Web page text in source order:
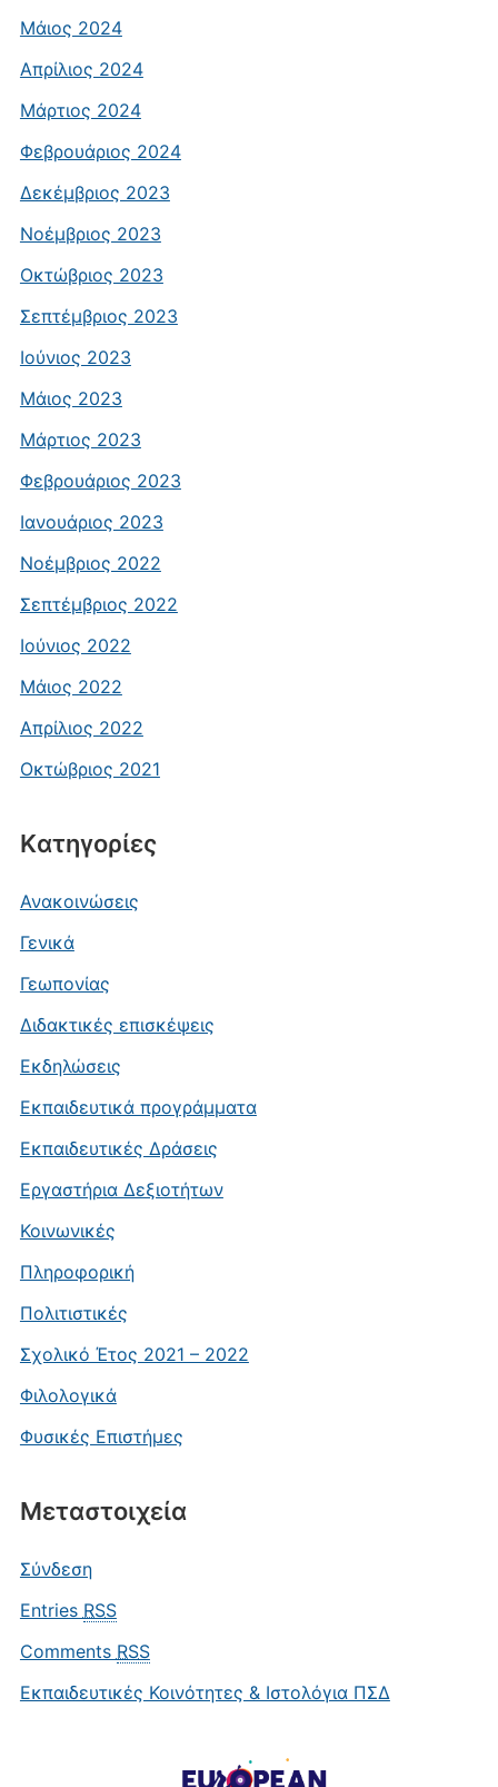
Μάιος 2024
Απρίλιος 2024
Μάρτιος 2024
Φεβρουάριος 2024
Δεκέμβριος 2023
Νοέμβριος 2023
Οκτώβριος 2023
Σεπτέμβριος 2023
Ιούνιος 2023
Μάιος 2023
Μάρτιος 2023
Φεβρουάριος 2023
Ιανουάριος 2023
Νοέμβριος 2022
Σεπτέμβριος 2022
Ιούνιος 2022
Μάιος 2022
Απρίλιος 2022
Οκτώβριος 2021
Kατηγορίες
Ανακοινώσεις
Γενικά
Γεωπονίας
Διδακτικές επισκέψεις
Εκδηλώσεις
Εκπαιδευτικά προγράμματα
Εκπαιδευτικές Δράσεις
Εργαστήρια Δεξιοτήτων
Κοινωνικές
Πληροφορική
Πολιτιστικές
Σχολικό Έτος 2021 – 2022
Φιλολογικά
Φυσικές Επιστήμες
Μεταστοιχεία
Σύνδεση
Entries RSS
Comments RSS
Εκπαιδευτικές Κοινότητες & Ιστολόγια ΠΣΔ